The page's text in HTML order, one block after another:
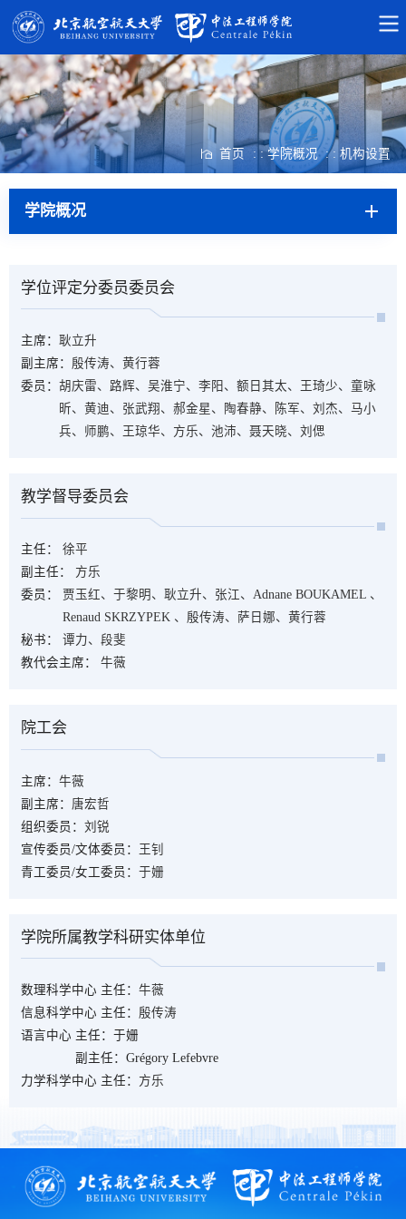
首页 : : 学院概况 : : 机构设置
学院概况
​学位评定分委员委员会
主席： 耿立升
副主席： 殷传涛、黄行蓉
委员： 胡庆雷、路辉、吴淮宁、李阳、额日其太、王琦少、童咏
昕、黄迪、张武翔、郝金星、陶春静、陈军、刘杰、马小
兵、师鹏、王琼华、方乐、池沛、聂天晓、刘偲
教学督导委员会
主任：
徐平
副主任：
方乐
委员：
贾玉红、于黎明、耿立升、张江、Adnane BOUKAMEL 、
Renaud SKRZYPEK 、殷传涛、萨日娜、黄行蓉
秘书：
谭力、段斐
教代会主席：
牛薇
院工会
主席： 牛薇
副主席： 唐宏哲
组织委员： 刘锐
宣传委员/文体委员：
王钊
青工委员/女工委员： 于姗
学院所属教学科研实体单位
数理科学中心 主任： 牛薇
信息科学中心 主任： 殷传涛
语言中心 主任：于姗
副主任：Grégory Lefebvre
力学科学中心 主任： 方乐